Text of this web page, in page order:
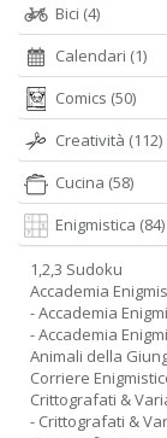
Bici (4)
Calendari (1)
Comics (50)
Creatività (112)
Cucina (58)
Enigmistica (84)
1,2,3 Sudoku
Accademia
- Accademia
- Accademia
Animali della
Corriere
Crittografati &
- Crittografati &